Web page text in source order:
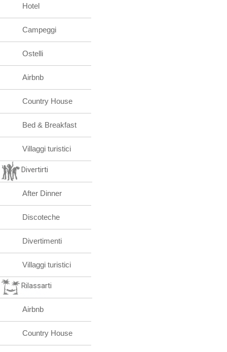
Hotel
Campeggi
Ostelli
Airbnb
Country House
Bed & Breakfast
Villaggi turistici
Divertirti
After Dinner
Discoteche
Divertimenti
Villaggi turistici
Rilassarti
Airbnb
Country House